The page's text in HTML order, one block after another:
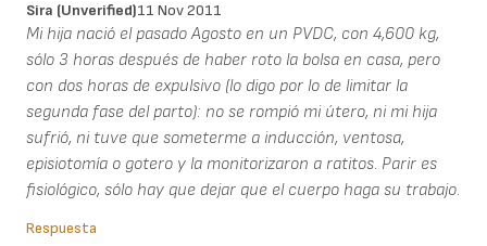
Sira (unverified)11 Nov 2011
Mi hija nació el pasado Agosto en un PVDC, con 4,600 kg,
sólo 3 horas después de haber roto la bolsa en casa, pero
con dos horas de expulsivo (lo digo por lo de limitar la
segunda fase del parto): no se rompió mi útero, ni mi hija
sufrió, ni tuve que someterme a inducción, ventosa,
episiotomía o gotero y la monitorizaron a ratitos. Parir es
fisiológico, sólo hay que dejar que el cuerpo haga su trabajo.
Respuesta